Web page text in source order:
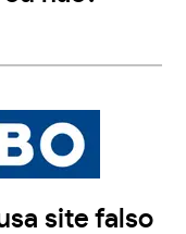
site falso